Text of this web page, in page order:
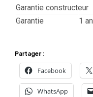
Garantie constructeur
Garantie
1 an
Partager :
Facebook
WhatsApp